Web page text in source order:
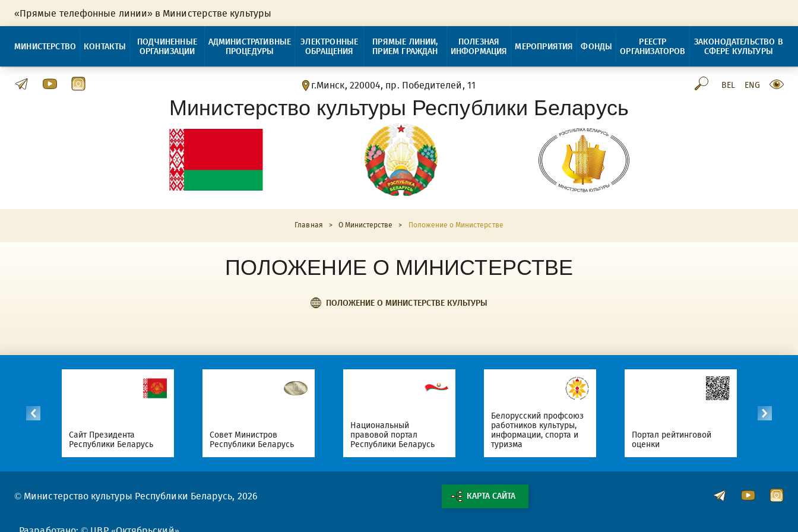
«Прямые телефонные линии» в Министерстве культуры
МИНИСТЕРСТВО КОНТАКТЫ
ПОДЧИНЕННЫЕ
ОРГАНИЗАЦИИ
АДМИНИСТРАТИВНЫЕ
ПРОЦЕДУРЫ
ЭЛЕКТРОННЫЕ
ОБРАЩЕНИЯ
ПРЯМЫЕ ЛИНИИ,
ПРИЕМ ГРАЖДАН
ПОЛЕЗНАЯ
ИНФОРМАЦИЯ
МЕРОПРИЯТИЯ ФОНДЫ
РЕЕСТР
ОРГАНИЗАТОРОВ
ЗАКОНОДАТЕЛЬСТВО В
СФЕРЕ КУЛЬТУРЫ
г.Минск, 220004, пр. Победителей, 11 BEL ENG
Министерство культуры Республики Беларусь
Главная > О Министерстве > Положение о Министерстве
ПОЛОЖЕНИЕ О МИНИСТЕРСТВЕ
ПОЛОЖЕНИЕ О МИНИСТЕРСТВЕ КУЛЬТУРЫ
Сайт Президента
Республики Беларусь
Совет Министров
Республики Беларусь
Национальный
правовой портал
Республики Беларусь
Белорусский профсоюз
работников культуры,
информации, спорта и
туризма
Портал рейтинговой
оценки
© Министерство культуры Республики Беларусь, 2026 КАРТА САЙТА